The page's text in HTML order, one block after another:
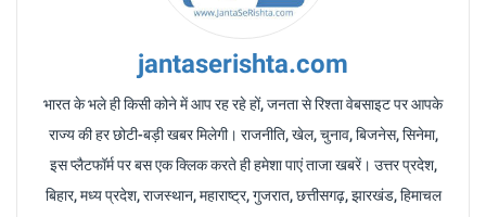
jantaserishta.com
भारत के भले ही किसी कोने में आप रह रहे हों, जनता से रिश्ता वेबसाइट पर आपके
राज्य की हर छोटी-बड़ी खबर मिलेगी। राजनीति, खेल, चुनाव, बिजनेस, सिनेमा,
इस प्लैटफॉर्म पर बस एक क्लिक करते ही हमेशा पाएं ताजा खबरें। उत्तर प्रदेश,
बिहार, मध्य प्रदेश, राजस्थान, महाराष्ट्र, गुजरात, छत्तीसगढ़, झारखंड, हिमाचल